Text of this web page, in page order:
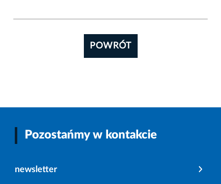
POWRÓT
Pozostańmy w kontakcie
newsletter